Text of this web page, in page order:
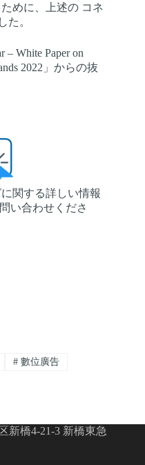
めに、上述の コネ
た。
– White Paper on
2022」からの抜
関する詳しい情報
い合わせくださ
#數位廣告
新橋4-21-3 新橋東急